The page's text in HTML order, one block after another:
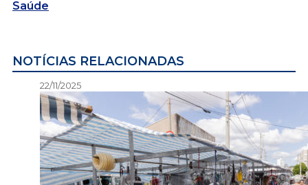
Saúde
NOTÍCIAS RELACIONADAS
22/11/2025